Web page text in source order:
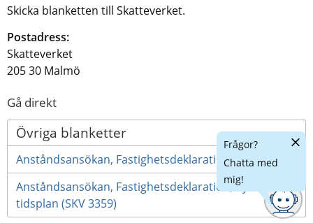
Skicka blanketten till Skatteverket.
Postadress:
Skatteverket
205 30 Malmö
Gå direkt
Övriga blanketter
Anståndsansökan, Fastighetsdeklaration (SKV 3355)
Anståndsansökan, Fastighetsdeklaration, byråer -
tidsplan (SKV 3359)
Frågor?
Chatta med
mig!
Dölj